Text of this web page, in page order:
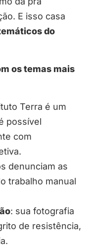
E isso casa
do
os temas mais
Terra é um
possível
com
denunciam as
trabalho manual
: sua fotografia
de resistência,